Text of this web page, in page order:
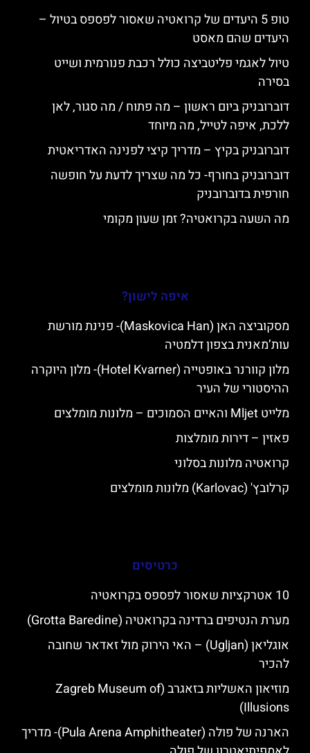
טופ 5 היעדים של קרואטיה שאסור לפספס בטיול –
היעדים שהם מאסט
טיול לאגמי פליטביצה כולל רכבת פנורמית ושייט
בסירה
דוברובניק ביום ראשון – מה פתוח / מה סגור, לאן
ללכת, איפה לטייל, מה מיוחד
דוברובניק בקיץ – מדריך קיצי לפנינה האדריאטית
דוברובניק בחורף- כל מה שצריך לדעת על חופשה
חורפית בדוברובניק
מה השעה בקרואטיה? זמן שעון מקומי
איפה לישון?
מסקוביצה האן (Maskovica Han)- פנינת מורשת
עות’מאנית בצפון דלמטיה
מלון קוורנר באופטייה (Hotel Kvarner)- מלון היוקרה
ההיסטורי של העיר
מלייט Mljet והאיים הסמוכים – מלונות מומלצים
פאזין – דירות מומלצות
קרואטיה מלונות בסלוני
קרלובץ' (Karlovac) מלונות מומלצים
כרטיסים
10 אטרקציות שאסור לפספס בקרואטיה
מערת הנטיפים ברדינה בקרואטיה (Grotta Baredine)
אוגליאן (Ugljan) – האי הירוק מול זאדאר שחובה
להכיר
מוזיאון האשליות בזאגרב (Zagreb Museum of
Illusions)
הארנה של פולה (Pula Arena Amphitheater)- מדריך